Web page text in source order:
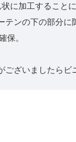
に加工すること
ンの下の部分に
保。
ざいましたらビ